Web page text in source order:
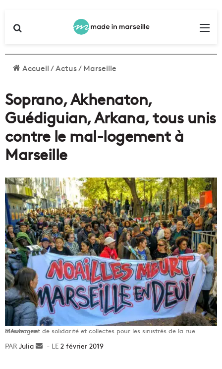
Accueil/Actus/Marseille
Soprano, Akhenaton,
Guédiguian, Arkana, tous unis
contre le mal-logement à
Marseille
Mouvement de solidarité et collectes pour les sinistrés de la rue d’Aubagne
Julia
Envoyer2 février 2019